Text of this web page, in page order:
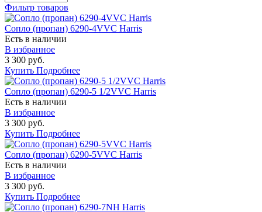
Фильтр товаров
Сопло (пропан) 6290-4VVC Harris
Есть в наличии
В избранное
3 300 руб.
Купить Подробнее
Сопло (пропан) 6290-5 1/2VVC Harris
Есть в наличии
В избранное
3 300 руб.
Купить Подробнее
Сопло (пропан) 6290-5VVC Harris
Есть в наличии
В избранное
3 300 руб.
Купить Подробнее